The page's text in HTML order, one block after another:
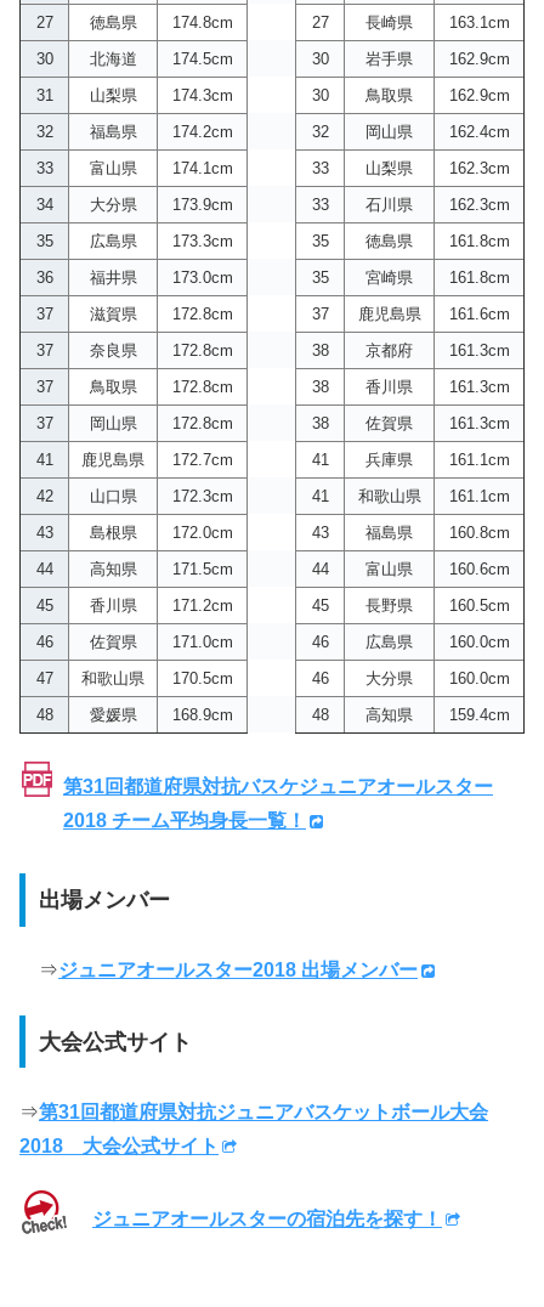
27 徳島県 174.8cm 27 長崎県
163.1cm
30
北海道 174.5cm 30 岩手県
162.9cm
31
山梨県 174.3cm 30 鳥取県
162.9cm
32
福島県 174.2cm 32 岡山県
162.4cm
33
富山県 174.1cm 33 山梨県
162.3cm
34
大分県 173.9cm 33 石川県
162.3cm
35
広島県 173.3cm 35 徳島県
161.8cm
36
福井県 173.0cm 35 宮崎県
161.8cm
37
滋賀県 172.8cm 37 鹿児島県
161.6cm
37
奈良県 172.8cm 38 京都府
161.3cm
37
鳥取県 172.8cm 38 香川県
161.3cm
37
岡山県 172.8cm 38 佐賀県
161.3cm
41
鹿児島県 172.7cm 41 兵庫県
161.1cm
42
山口県 172.3cm 41 和歌山県
161.1cm
43
島根県 172.0cm 43 福島県
160.8cm
44
高知県 171.5cm 44 富山県
160.6cm
45
香川県 171.2cm 45 長野県
160.5cm
46
佐賀県 171.0cm 46 広島県
160.0cm
47
和歌山県 170.5cm 46 大分県
160.0cm
48
愛媛県 168.9cm 48 高知県 159.4cm
第31回都道府県対抗バスケジュニアオールスター
2018 チーム平均身長一覧！
出場メンバー
⇒ジュニアオールスター2018 出場メンバー
大会公式サイト
⇒第31回都道府県対抗ジュニアバスケットボール大会
2018 大会公式サイト
ジュニアオールスターの宿泊先を探す！